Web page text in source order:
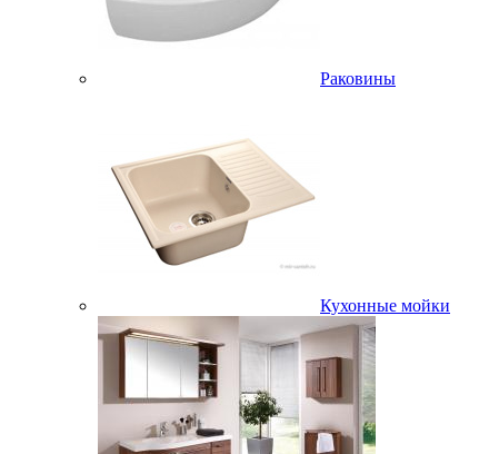
Раковины
Кухонные мойки